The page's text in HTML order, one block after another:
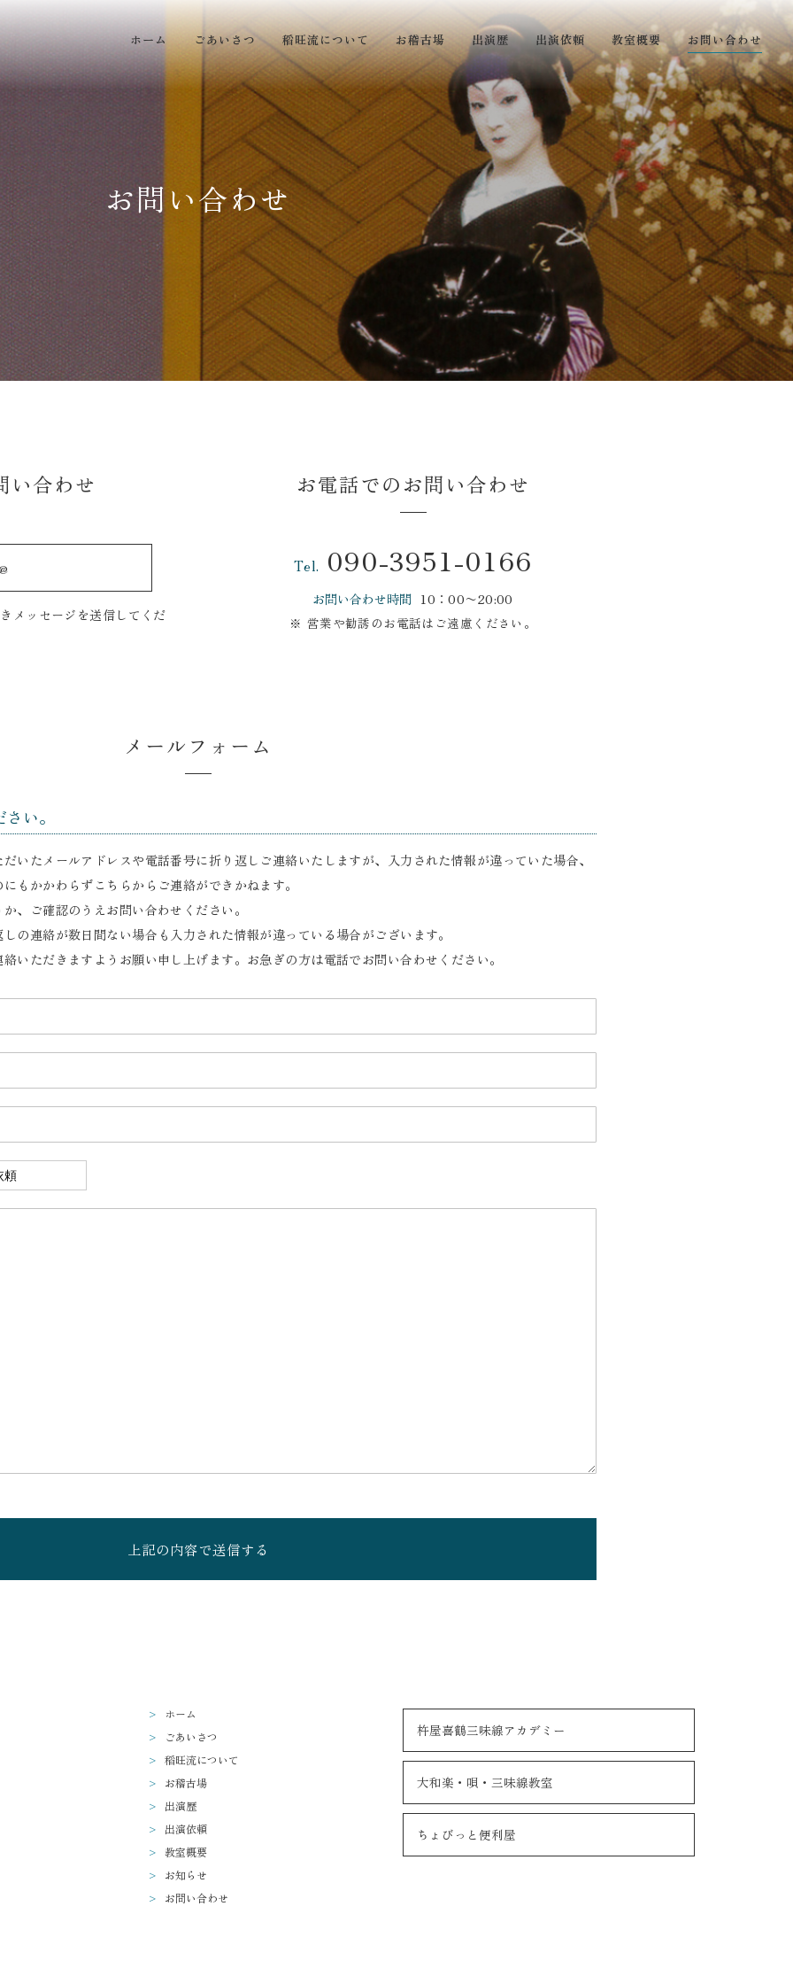
ホーム ごあいさつ 稻旺流について お稽古場 出演歴 出演依頼 教室概要 お問い合わせ
お問い合わせ
合わせ
メッセージを送信してくだ
お電話でのお問い合わせ
Tel. 090-3951-0166
お問い合わせ時間 10：00〜20:00
営業や勧誘のお電話はご遠慮ください。
メールフォーム
い。
いたメールアドレスや電話番号に折り返しご連絡いたしますが、入力された情報が違っていた場合、
もかかわらずこちらからご連絡ができかねます。
、ご確認のうえお問い合わせください。
の連絡が数日間ない場合も入力された情報が違っている場合がございます。
いただきますようお願い申し上げます。お急ぎの方は電話でお問い合わせください。
ホーム
ごあいさつ
稻旺流について
お稽古場
出演歴
出演依頼
教室概要
お知らせ
お問い合わせ
杵屋喜鶴三味線アカデミー
大和楽・唄・三味線教室
ちょびっと便利屋